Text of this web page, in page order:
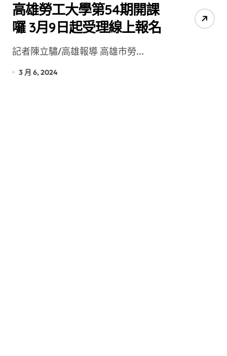
高雄勞工大學第54期開課
囉 3月9日起受理線上報名
記者陳立驌/高雄報導 高雄市勞...
3 月 6, 2024